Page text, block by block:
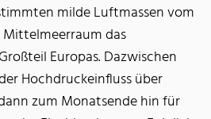
milde Luftmassen vom
das
Europas. Dazwischen
Hochdruckeinfluss über
zum Monatsende hin für